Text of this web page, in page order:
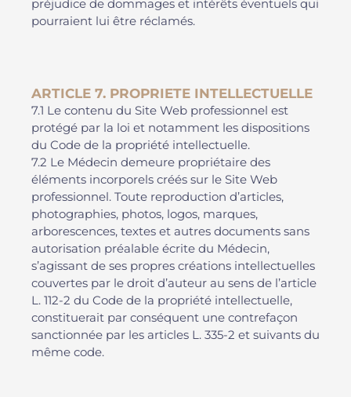
préjudice de dommages et intérêts éventuels qui
pourraient lui être réclamés.
ARTICLE 7. PROPRIETE INTELLECTUELLE
7.1 Le contenu du Site Web professionnel est
protégé par la loi et notamment les dispositions
du Code de la propriété intellectuelle.
7.2 Le Médecin demeure propriétaire des
éléments incorporels créés sur le Site Web
professionnel. Toute reproduction d’articles,
photographies, photos, logos, marques,
arborescences, textes et autres documents sans
autorisation préalable écrite du Médecin,
s’agissant de ses propres créations intellectuelles
couvertes par le droit d’auteur au sens de l’article
L. 112-2 du Code de la propriété intellectuelle,
constituerait par conséquent une contrefaçon
sanctionnée par les articles L. 335-2 et suivants du
même code.